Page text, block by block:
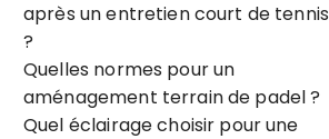
après un entretien court de tennis
?
Quelles normes pour un
aménagement terrain de padel ?
Quel éclairage choisir pour une